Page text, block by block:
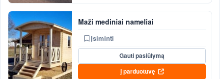
Maži mediniai nameliai
Įsiminti
Gauti pasiūlymą
Į parduotuvę